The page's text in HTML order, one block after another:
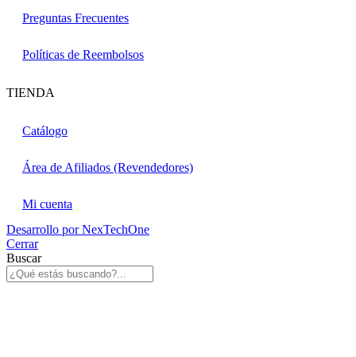
Preguntas Frecuentes
Políticas de Reembolsos
TIENDA
Catálogo
Área de Afiliados (Revendedores)
Mi cuenta
Desarrollo porNexTechOne
Cerrar
Buscar